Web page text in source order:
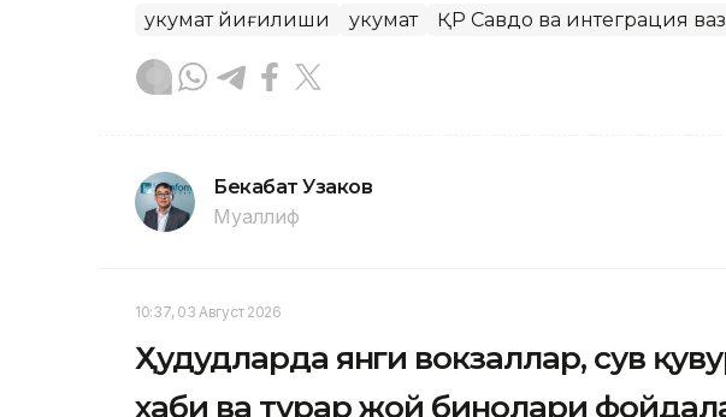
Ҳукумат йиғилиши Ҳукумат ҚР Савдо ва интеграция
Бекабат Узаков
Муаллиф
10:37, 03 Август 2026
Ҳудудларда янги вокзаллар, сув
хаби ва турар жой бинолари